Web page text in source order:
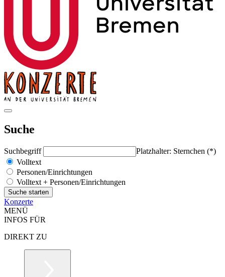
Suche
Suchbegriff
Platzhalter: Sternchen (*)
Volltext
Personen/Einrichtungen
Volltext + Personen/Einrichtungen
Konzerte
MENÜ
INFOS FÜR
DIREKT ZU